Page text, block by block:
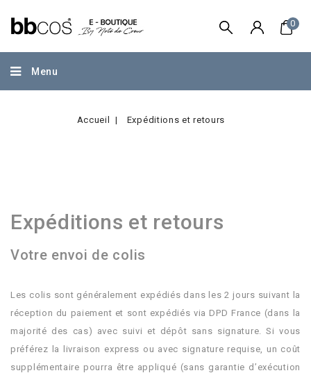
0
Menu
Accueil Expéditions et retours
Expéditions et retours
Votre envoi de colis
Les colis sont généralement expédiés dans les 2 jours suivant la
réception du paiement et sont expédiés via DPD France (dans la
majorité des cas) avec suivi et dépôt sans signature. Si vous
préférez la livraison express ou avec signature requise, un coût
supplémentaire pourra être appliqué (sans garantie d’exécution